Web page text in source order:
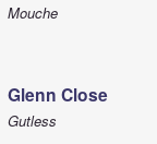
Mouche
Glenn Close
Gutless